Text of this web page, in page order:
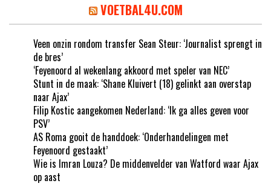
VOETBAL4U.COM
Veen onzin rondom transfer Sean Steur: ‘Journalist sprengt in
de bres’
‘Feyenoord al wekenlang akkoord met speler van NEC’
Stunt in de maak: ‘Shane Kluivert (18) gelinkt aan overstap
naar Ajax’
Filip Kostic aangekomen Nederland: ‘Ik ga alles geven voor
PSV’
AS Roma gooit de handdoek: ‘Onderhandelingen met
Feyenoord gestaakt’
Wie is Imran Louza? De middenvelder van Watford waar Ajax
op aast